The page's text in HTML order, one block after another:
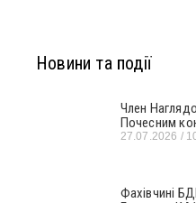
Новини та події
Член
Почесним
27.07.2026
Фахівчині